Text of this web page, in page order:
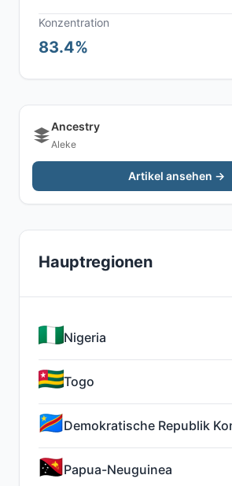
Konzentration
83.4%
Ancestry
Aleke
Artikel ansehen →
Hauptregionen
Nigeria
Togo
Demokratische Republik
Papua-Neuguinea